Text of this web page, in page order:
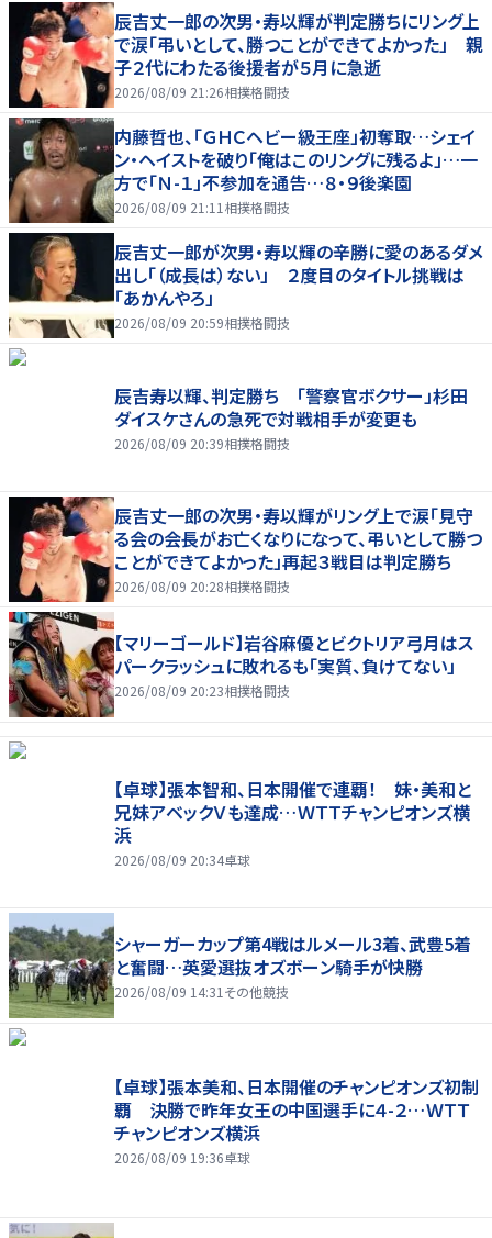
辰吉丈一郎の次男・寿以輝が判定勝ちにリング上
で涙「弔いとして、勝つことができてよかった」 親
子２代にわたる後援者が５月に急逝
2026/08/09 21:26相撲格闘技
内藤哲也、「ＧＨＣヘビー級王座」初奪取…シェイ
ン・ヘイストを破り「俺はこのリングに残るよ」…一
方で「Ｎ-１」不参加を通告…８・９後楽園
2026/08/09 21:11 相撲格闘技
辰吉丈一郎が次男・寿以輝の辛勝に愛のあるダメ
出し「（成長は）ない」 ２度目のタイトル挑戦は
「あかんやろ」
2026/08/09 20:59相撲格闘技
辰吉寿以輝、判定勝ち 「警察官ボクサー」杉田
ダイスケさんの急死で対戦相手が変更も
2026/08/09 20:39相撲格闘技
辰吉丈一郎の次男・寿以輝がリング上で涙「見守
る会の会長がお亡くなりになって、弔いとして勝つ
ことができてよかった」再起３戦目は判定勝ち
2026/08/09 20:28相撲格闘技
【マリーゴールド】岩谷麻優とビクトリア弓月はス
パークラッシュに敗れるも「実質、負けてない」
2026/08/09 20:23相撲格闘技
【卓球】張本智和、日本開催で連覇！ 妹・美和と
兄妹アベックＶも達成…ＷＴＴチャンピオンズ横
浜
2026/08/09 20:34卓球
シャーガーカップ第4戦はルメール3着、武豊5着
と奮闘…英愛選抜オズボーン騎手が快勝
2026/08/09 14:31 その他競技
【卓球】張本美和、日本開催のチャンピオンズ初制
覇 決勝で昨年女王の中国選手に４-２…ＷＴＴ
チャンピオンズ横浜
2026/08/09 19:36卓球